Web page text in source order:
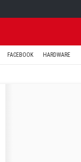
FACEBOOK HARDWARE